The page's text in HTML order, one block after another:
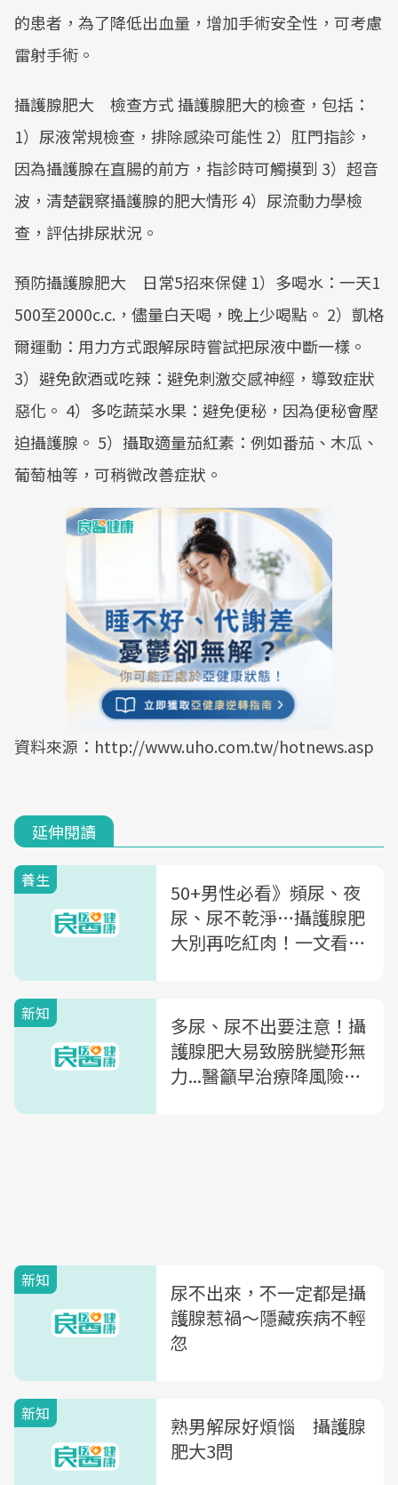
的患者，為了降低出血量，增加手術安全性，可考慮
雷射手術。
攝護腺肥大 檢查方式 攝護腺肥大的檢查，包括：
1）尿液常規檢查，排除感染可能性 2）肛門指診，
因為攝護腺在直腸的前方，指診時可觸摸到 3）超音
波，清楚觀察攝護腺的肥大情形 4）尿流動力學檢
查，評估排尿狀況。
預防攝護腺肥大 日常5招來保健 1）多喝水：一天1
500至2000c.c.，儘量白天喝，晚上少喝點。 2）凱格
爾運動：用力方式跟解尿時嘗試把尿液中斷一樣。
3）避免飲酒或吃辣：避免刺激交感神經，導致症狀
惡化。 4）多吃蔬菜水果：避免便秘，因為便秘會壓
迫攝護腺。 5）攝取適量茄紅素：例如番茄、木瓜、
葡萄柚等，可稍微改善症狀。
資料來源：http://www.uho.com.tw/hotnews.asp
延伸閱讀
養生
50+男性必看》頻尿、夜
尿、尿不乾淨…攝護腺肥
大別再吃紅肉！一文看懂
新知
多尿、尿不出要注意！攝
護腺肥大易致膀胱變形無
力...醫籲早治療降風險，
新知
尿不出來，不一定都是攝
護腺惹禍〜隱藏疾病不輕
忽
新知
熟男解尿好煩惱 攝護腺
肥大3問